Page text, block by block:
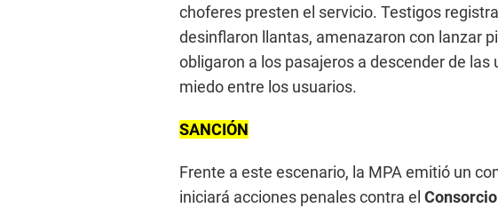
choferes presten el servicio. Testigos
desinflaron llantas, amenazaron con lanzar
obligaron a los pasajeros a descender de
miedo entre los usuarios.
SANCIÓN
Frente a este escenario, la MPA emitió un
iniciará acciones penales contra el